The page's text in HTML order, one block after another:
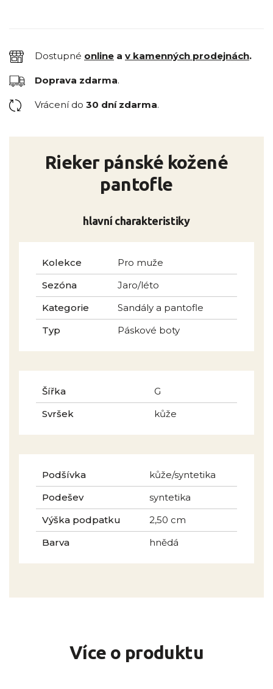
Dostupné online a v kamenných prodejnách.
Doprava zdarma.
Vrácení do 30 dní zdarma.
Rieker pánské kožené
pantofle
hlavní charakteristiky
Kolekce
Pro muže
Sezóna
Jaro/léto
Kategorie
Sandály a pantofle
Typ
Páskové boty
Šířka
G
Svršek
kůže
Podšívka
kůže/syntetika
Podešev
syntetika
Výška podpatku
2,50 cm
Barva
hnědá
Více o produktu